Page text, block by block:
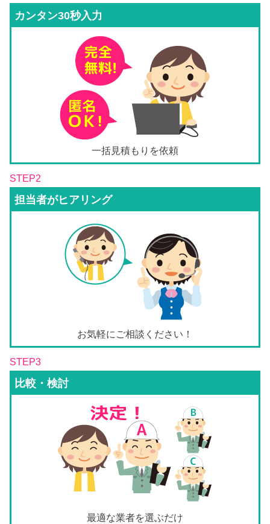
カンタン30秒入力
一括見積もりを依頼
STEP2
担当者がヒアリング
お気軽にご相談ください！
STEP3
比較・検討
最適な業者を選ぶだけ